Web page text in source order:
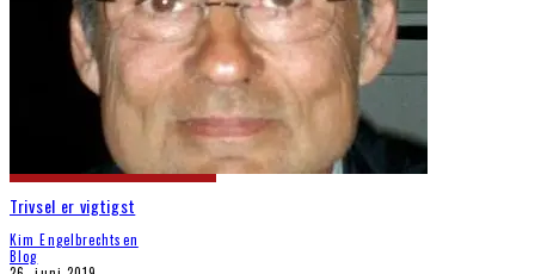
Trivsel er vigtigst
Kim Engelbrechtsen
Blog